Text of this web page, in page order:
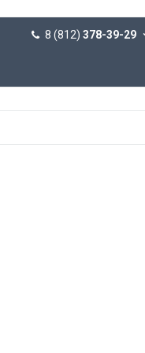
8 (812) 378-39-29